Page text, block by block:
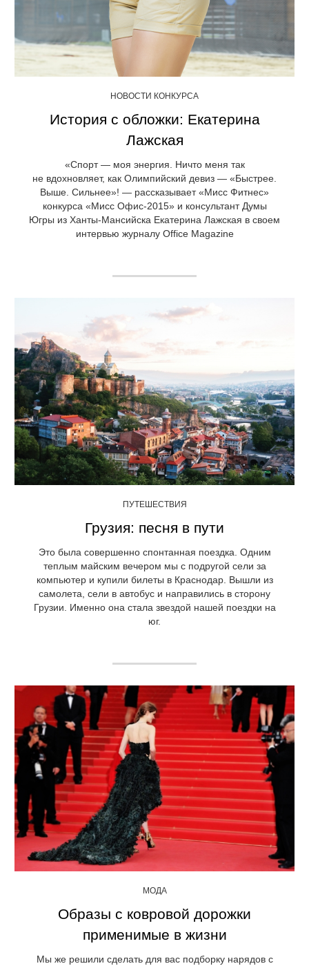
НОВОСТИ КОНКУРСА
История с обложки: Екатерина
Лажская
«Спорт — моя энергия. Ничто меня так
не вдохновляет, как Олимпийский девиз — «Быстрее.
Выше. Сильнее»! — рассказывает «Мисс Фитнес»
конкурса «Мисс Офис-2015» и консультант Думы
Югры из Ханты-Мансийска Екатерина Лажская в своем
интервью журналу Office Magazine
ПУТЕШЕСТВИЯ
Грузия: песня в пути
Это была совершенно спонтанная поездка. Одним
теплым майским вечером мы с подругой сели за
компьютер и купили билеты в Краснодар. Вышли из
самолета, сели в автобус и направились в сторону
Грузии. Именно она стала звездой нашей поездки на
юг.
МОДА
Образы с ковровой дорожки
применимые в жизни
Мы же решили сделать для вас подборку нарядов с